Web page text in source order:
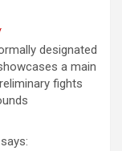
designated
a main
fights
says: